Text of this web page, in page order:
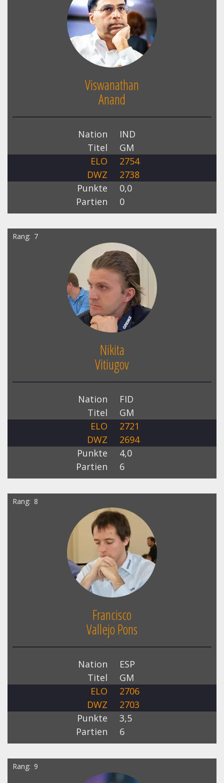
Viswanathan
Anand
Nation
IND
Titel
GM
ELO
2754
DWZ
2738
Punkte
0,0
Partien
0
Rang 7
Nikita
Vitiugov
Nation
FID
Titel
GM
ELO
2721
DWZ
2694
Punkte
4,0
Partien
6
Rang 8
Francisco
Vallejo Pons
Nation
ESP
Titel
GM
ELO
2706
DWZ
2703
Punkte
3,5
Partien
6
Rang 9